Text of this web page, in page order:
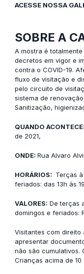
ACESSE NOSSA
SOBRE A
A mostra é
decretos em vigor e
contra o COVID-19.
fluxo de visitação e
pelo circuito de
sistema de
Sanitização,
QUANDO ACONTECE:
de 2021,
ONDE: Rua Alvaro
HORÁRIOS: Terças
feriados: das 13h às
VALORES: De terças
domingos e feriados:
Visitantes com
apresentar
não são cumulativos.
Crianças acima de